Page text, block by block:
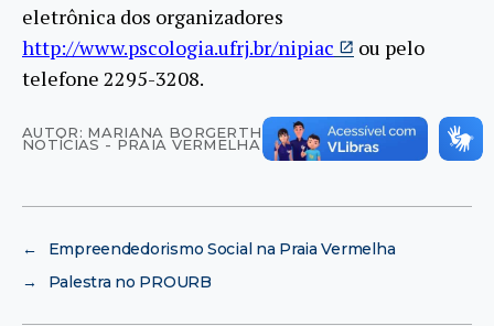
eletrônica dos organizadores
http://www.pscologia.ufrj.br/nipiac
ou pelo
telefone 2295-3208.
AUTOR: MARIANA BORGERTH - AGÊNCIA UFRJ DE
NOTÍCIAS - PRAIA VERMELHA
←
Empreendedorismo Social na Praia Vermelha
→
Palestra no PROURB